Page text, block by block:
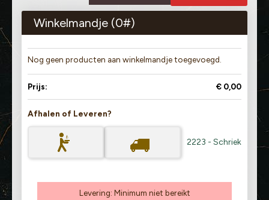
Winkelmandje (0#)
Nog geen producten aan winkelmandje toegevoegd.
Prijs: € 0,00
Afhalen of Leveren?
2223 - Schriek
Levering: Minimum niet bereikt